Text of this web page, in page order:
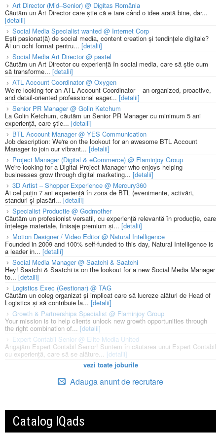
Art Director (Mid–Senior) @ Digitas România
Căutăm un Art Director care știe că e tare când o idee arată bine, dar...
[detalii]
Social Media Specialist wanted @ Internet Corp
Ești pasionat(ă) de social media, content creation și tendințele digitale?
Ai un ochi format pentru... [detalii]
Social Media Art Director @ pastel
Căutăm un Art Director cu experiență în social media, care să știe cum
să transforme... [detalii]
ATL Account Coordinator @ Oxygen
We’re looking for an ATL Account Coordinator – an organized, proactive,
and detail-oriented professional eager... [detalii]
Senior PR Manager @ Golin Ketchum
La Golin Ketchum, căutăm un Senior PR Manager cu minimum 5 ani
experiență, care știe... [detalii]
BTL Account Manager @ YES Communication
Job description: We're on the lookout for an awesome BTL Account
Manager to join our vibrant... [detalii]
Project Manager (Digital & eCommerce) @ Flaminjoy Group
We're looking for a Digital Project Manager who enjoys helping
businesses grow through digital marketing... [detalii]
3D Artist – Shopper Experience @ Mercury360
Ai cel puțin 7 ani experiență în zona de BTL (evenimente, activări,
standuri și plasări...[detalii]
Specialist Productie @ Godmother
Căutăm un profesionist versatil, cu experiență relevantă în producție, care
înțelege materiale, finisaje premium și... [detalii]
Motion Designer / Video Editor @ Natural Intelligence
Founded in 2009 and 100% self-funded to this day, Natural Intelligence is
a leader in... [detalii]
Social Media Manager @ Saatchi & Saatchi
Hey! Saatchi & Saatchi is on the lookout for a new Social Media Manager
to... [detalii]
Logistics Exec (Gestionar) @ TAG
Căutăm un coleg organizat și implicat care să lucreze alături de Head of
Logistics și să contribuie la... [detalii]
Growth & Partnerships Specialist @ Flaminjoy Group
Your mission is to help clients unlock new growth opportunities through
the right combination of... [detalii]
Expert Contabil Senior @ Elite Media United
Angajăm Expert Contabil Senior! Suntem în căutarea unui Expert Contabil
cu experiență, care să se alăture... [detalii]
vezi toate joburile
Adauga anunt de recrutare
Catalog IQads